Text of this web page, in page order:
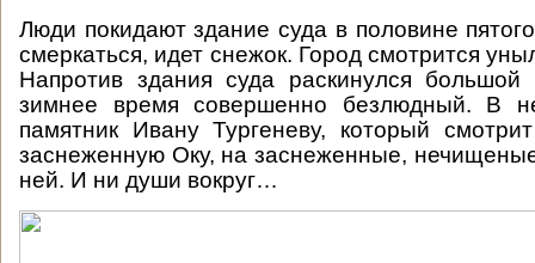
Люди покидают здание суда в половине
смеркаться, идет снежок. Город смотрится
Напротив здания суда раскинулся большой
зимнее время совершенно безлюдный. В
памятник Ивану Тургеневу, который
заснеженную Оку, на заснеженные,
ней. И ни души вокруг…